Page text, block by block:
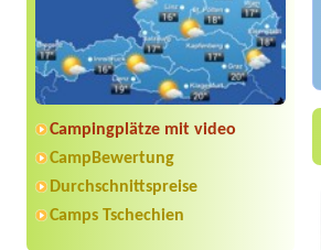
Campingplätze mit video
CampBewertung
Durchschnittspreise
Camps Tschechien